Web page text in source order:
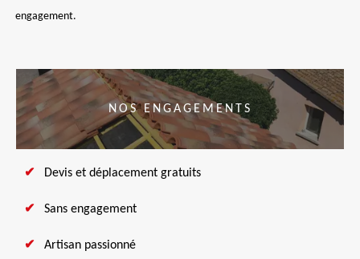
engagement.
NOS ENGAGEMENTS
Devis et déplacement gratuits
Sans engagement
Artisan passionné